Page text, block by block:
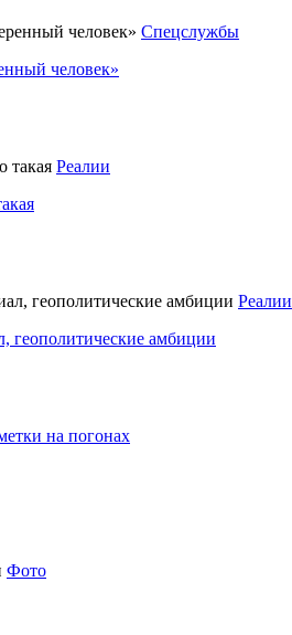
Спецслужбы
человек»
Реалии
Реалии
геополитические амбиции
на погонах
Фото